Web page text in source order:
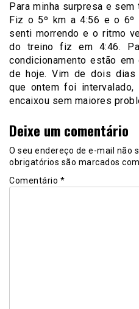
Para minha surpresa e
Fiz o 5º km a 4:56 e o 6º
senti morrendo e o ritmo
do treino fiz em 4:46.
condicionamento estão
de hoje. Vim de dois dias
que ontem foi
encaixou sem maiores
Deixe um comentário
O seu endereço de e-mail não
obrigatórios são marcados com
Comentário *